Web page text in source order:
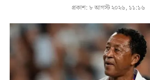
প্রকাশ: ৮ আগস্ট ২০২৬, ১১:১৬